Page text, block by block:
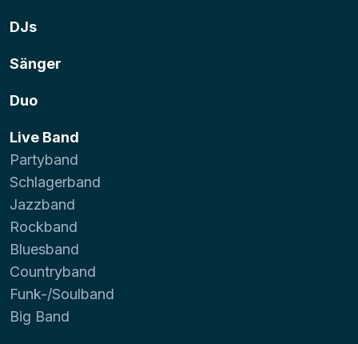
DJs
Sänger
Duo
Live Band
Partyband
Schlagerband
Jazzband
Rockband
Bluesband
Countryband
Funk-/Soulband
Big Band